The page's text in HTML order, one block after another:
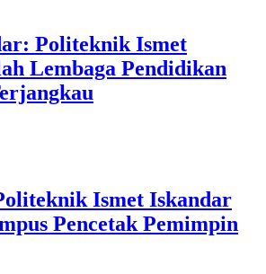
Politeknik Ismet
Lembaga Pendidikan
Ismet Iskandar
Pencetak Pemimpin